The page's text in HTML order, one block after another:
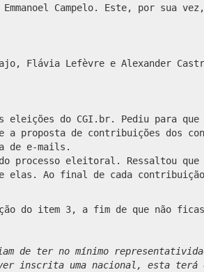
Campelo. Este, por sua
Flávia Lefèvre e Alexander
eleições do CGI.br. Pediu para
a proposta de contribuições dos
de e-mails.
processo eleitoral. Ressaltou que
elas. Ao final de cada
do item 3, a fim de que não
de ter no mínimo
inscrita uma nacional, esta